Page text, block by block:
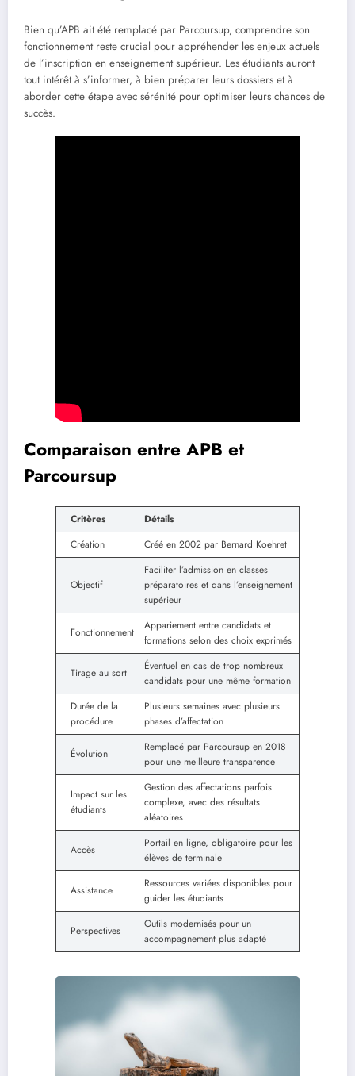
Bien qu’APB ait été remplacé par Parcoursup, comprendre son
fonctionnement reste crucial pour appréhender les enjeux actuels
de l’inscription en enseignement supérieur. Les étudiants auront
tout intérêt à s’informer, à bien préparer leurs dossiers et à
aborder cette étape avec sérénité pour optimiser leurs chances de
succès.
Comparaison entre APB et
Parcoursup
Critères
Détails
Création
Créé en 2002 par Bernard Koehret
Objectif
Faciliter l’admission en classes
préparatoires et dans l’enseignement
supérieur
Fonctionnement
Appariement entre candidats et
formations selon des choix exprimés
Tirage au sort
Éventuel en cas de trop nombreux
candidats pour une même formation
Durée de la
procédure
Plusieurs semaines avec plusieurs
phases d’affectation
Évolution
Remplacé par Parcoursup en 2018
pour une meilleure transparence
Impact sur les
étudiants
Gestion des affectations parfois
complexe, avec des résultats
aléatoires
Accès
Portail en ligne, obligatoire pour les
élèves de terminale
Assistance
Ressources variées disponibles pour
guider les étudiants
Perspectives
Outils modernisés pour un
accompagnement plus adapté